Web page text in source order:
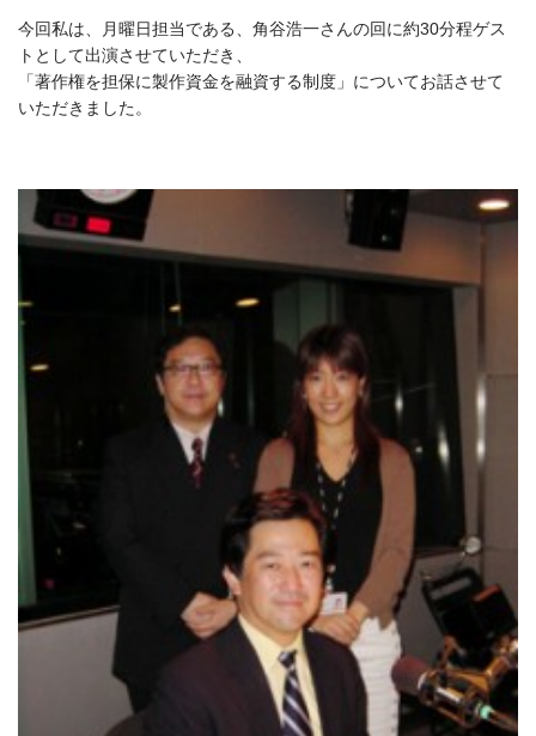
今回私は、月曜日担当である、角谷浩一さんの回に約30分程ゲス
トとして出演させていただき、
「著作権を担保に製作資金を融資する制度」についてお話させて
いただきました。